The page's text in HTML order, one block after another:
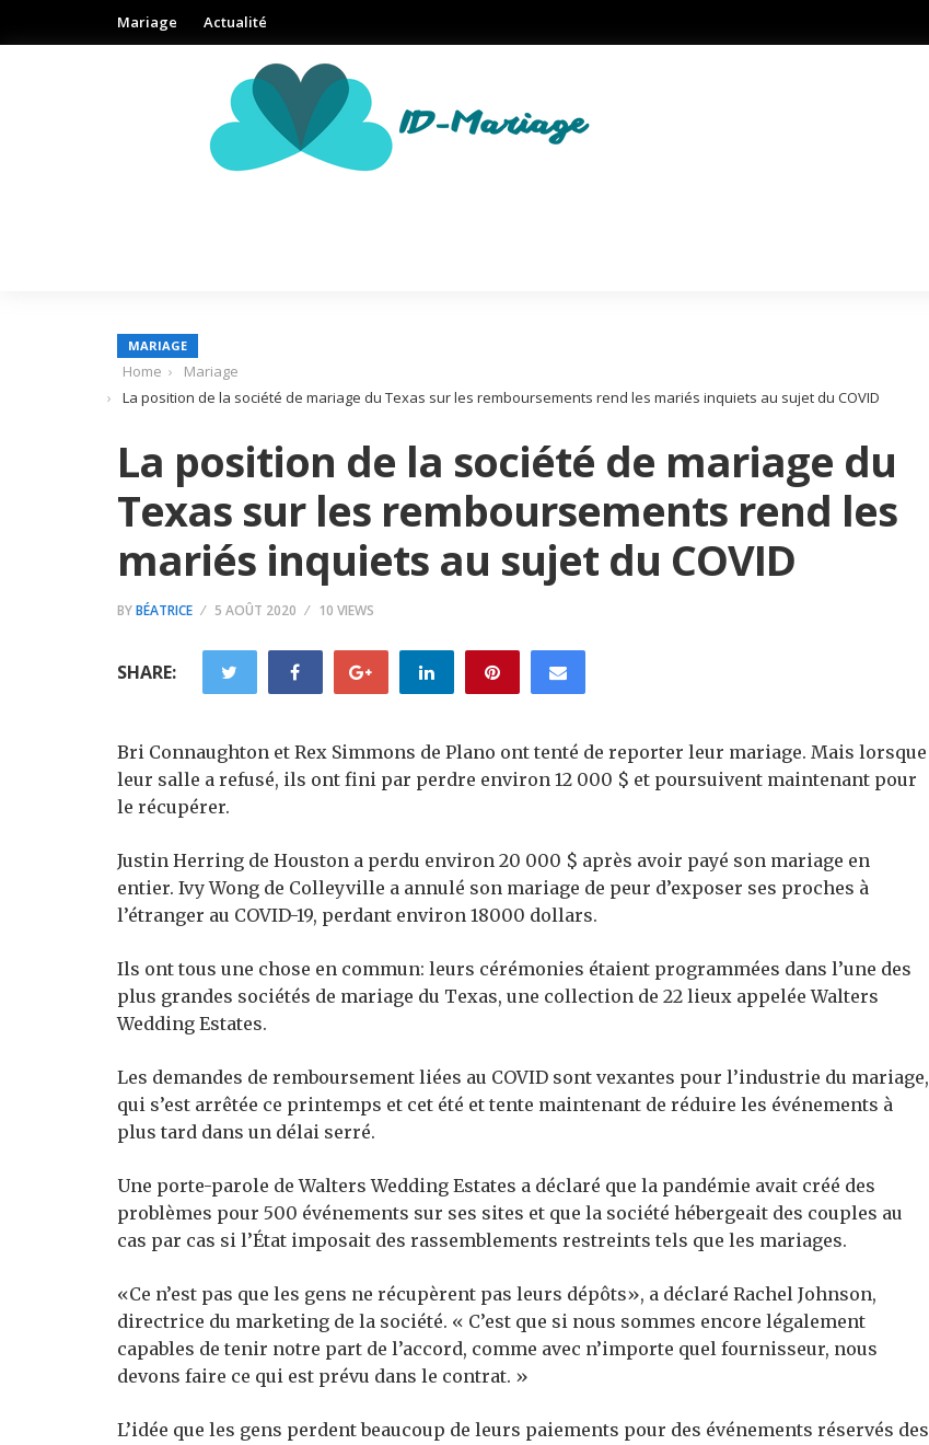
Mariage Actualité
MARIAGE
Home
Mariage
La position de la société de mariage du Texas sur les remboursements rend les mariés inquiets au sujet du COVID
La position de la société de mariage du
Texas sur les remboursements rend les
mariés inquiets au sujet du COVID
BYBÉATRICE 5 AOÛT 2020 10 VIEWS
SHARE:
Bri Connaughton et Rex Simmons de Plano ont tenté de reporter leur mariage. Mais lorsque
leur salle a refusé, ils ont fini par perdre environ 12 000 $ et poursuivent maintenant pour
le récupérer.
Justin Herring de Houston a perdu environ 20 000 $ après avoir payé son mariage en
entier. Ivy Wong de Colleyville a annulé son mariage de peur d’exposer ses proches à
l’étranger au COVID-19, perdant environ 18000 dollars.
Ils ont tous une chose en commun: leurs cérémonies étaient programmées dans l’une des
plus grandes sociétés de mariage du Texas, une collection de 22 lieux appelée Walters
Wedding Estates.
Les demandes de remboursement liées au COVID sont vexantes pour l’industrie du mariage,
qui s’est arrêtée ce printemps et cet été et tente maintenant de réduire les événements à
plus tard dans un délai serré.
Une porte-parole de Walters Wedding Estates a déclaré que la pandémie avait créé des
problèmes pour 500 événements sur ses sites et que la société hébergeait des couples au
cas par cas si l’État imposait des rassemblements restreints tels que les mariages.
«Ce n’est pas que les gens ne récupèrent pas leurs dépôts», a déclaré Rachel Johnson,
directrice du marketing de la société. « C’est que si nous sommes encore légalement
capables de tenir notre part de l’accord, comme avec n’importe quel fournisseur, nous
devons faire ce qui est prévu dans le contrat. »
L’idée que les gens perdent beaucoup de leurs paiements pour des événements réservés des